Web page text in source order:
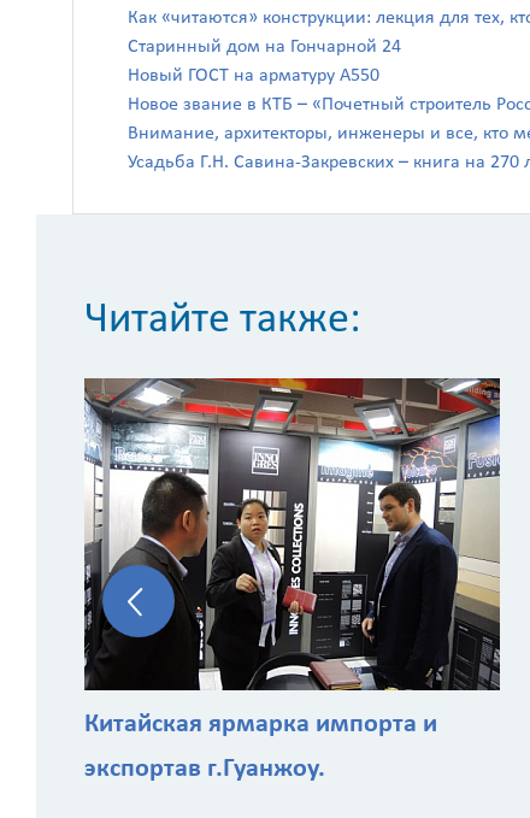
Как «читаются» конструкции: лекция для тех,
Старинный дом на Гончарной 24
Новый ГОСТ на арматуру А550
Новое звание в КТБ – «Почетный строитель
Внимание, архитекторы, инженеры и все, кто
Усадьба Г.Н. Савина-Закревских – книга на 270
Читайте также:
Китайская ярмарка импорта и
экспортав г.Гуанжоу.